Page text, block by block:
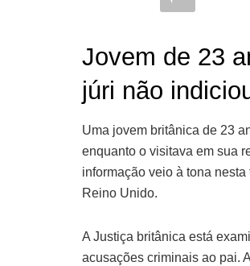
Jovem de 23
júri não
Uma jovem britânica de 23
enquanto o visitava em sua
informação veio à tona
Reino Unido.
A Justiça britânica está
acusações criminais ao pai.